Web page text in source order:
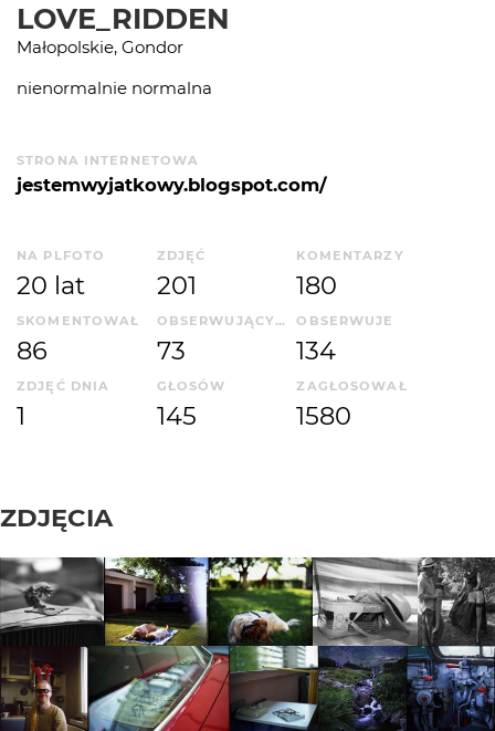
LOVE_RIDDEN
Małopolskie, Gondor
nienormalnie normalna
STRONA INTERNETOWA
jestemwyjatkowy.blogspot.com/
NA PLFOTO
20 lat
ZDJĘĆ
201
KOMENTARZY
180
SKOMENTOWAŁ
86
OBSERWUJĄCYCH
73
OBSERWUJE
134
ZDJĘĆ DNIA
1
GŁOSÓW
145
ZAGŁOSOWAŁ
1580
ZDJĘCIA